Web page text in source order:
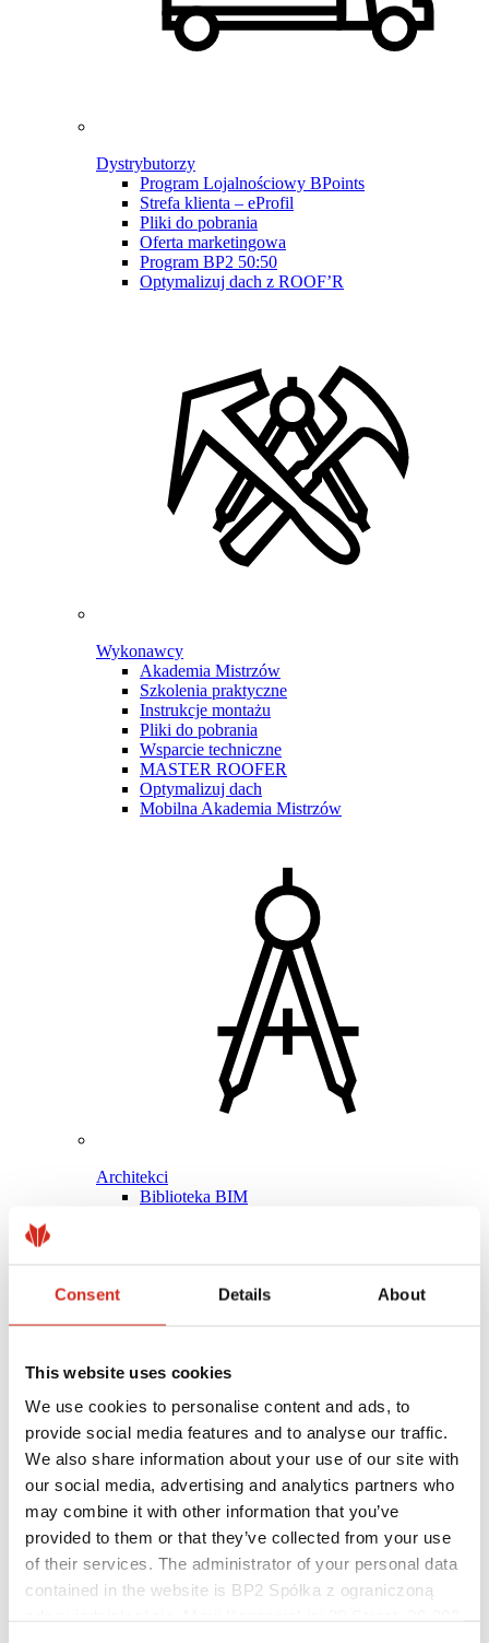
Consent Details About
This website uses cookies
We use cookies to personalise content and ads, to
provide social media features and to analyse our traffic.
We also share information about your use of our site with
our social media, advertising and analytics partners who
may combine it with other information that you’ve
provided to them or that they’ve collected from your use
of their services. The administrator of your personal data
contained in the website is BP2 Spółka z ograniczoną
Dystrybutorzy
Program Lojalnościowy BPoints
Strefa klienta – eProfil
Pliki do pobrania
Oferta marketingowa
Program BP2 50:50
Optymalizuj dach z ROOF’R
Wykonawcy
Akademia Mistrzów
Szkolenia praktyczne
Instrukcje montażu
Pliki do pobrania
Wsparcie techniczne
MASTER ROOFER
Optymalizuj dach
Mobilna Akademia Mistrzów
Architekci
Biblioteka BIM
Pomocne linki